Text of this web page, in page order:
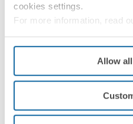
cookies settings.
For more information, read
Allow